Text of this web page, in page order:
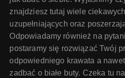
znajdziesz tutaj wiele
uzupełniających oraz
Odpowiadamy również na
postaramy się rozwiązać Twój
odpowiedniego krawata a
zadbać o białe buty. Czeka tu